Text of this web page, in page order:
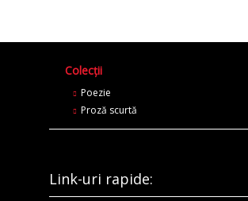
Colecții
Poezie
Proză scurtă
Link-uri rapide: